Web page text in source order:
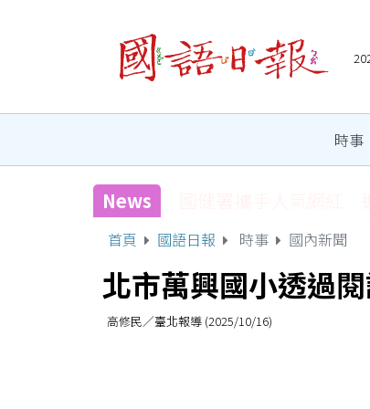
時事
News
首頁 國語日報 時事 國內新聞
北市萬興國小透過
高修民／臺北報導 (2025/10/16)